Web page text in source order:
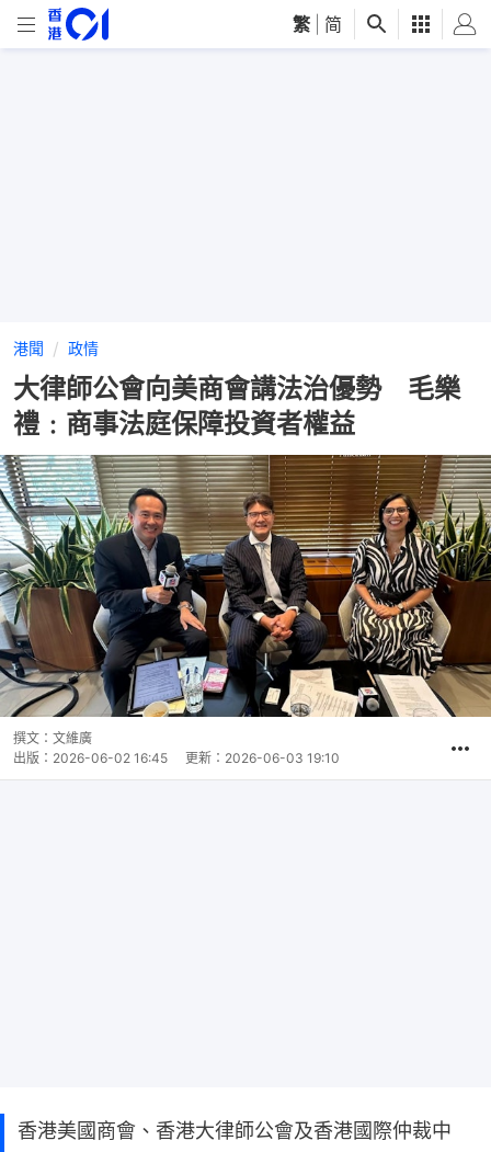
繁 简
港聞 政情
大律師公會向美商會講法治優勢 毛樂
禮﹕商事法庭保障投資者權益
撰文： 文維廣
出版： 2026-06-02 16:45 更新： 2026-06-03 19:10
香港美國商會、香港大律師公會及香港國際仲裁中